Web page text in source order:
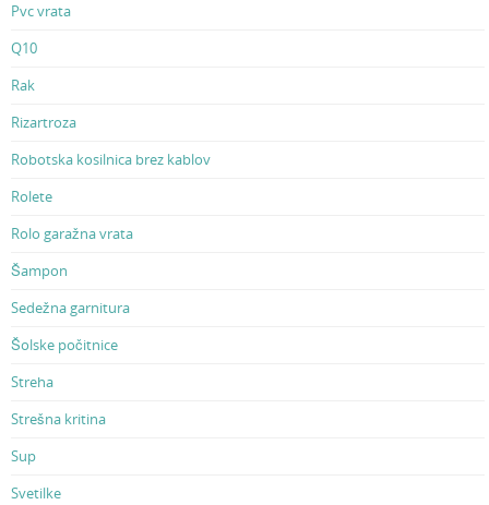
Pvc vrata
Q10
Rak
Rizartroza
Robotska kosilnica brez kablov
Rolete
Rolo garažna vrata
Šampon
Sedežna garnitura
Šolske počitnice
Streha
Strešna kritina
Sup
Svetilke